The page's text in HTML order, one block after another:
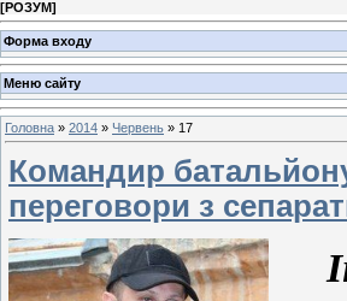
[РОЗУМ]
Форма входу
Меню сайту
Головна » 2014 » Червень » 17
Командир
переговори з